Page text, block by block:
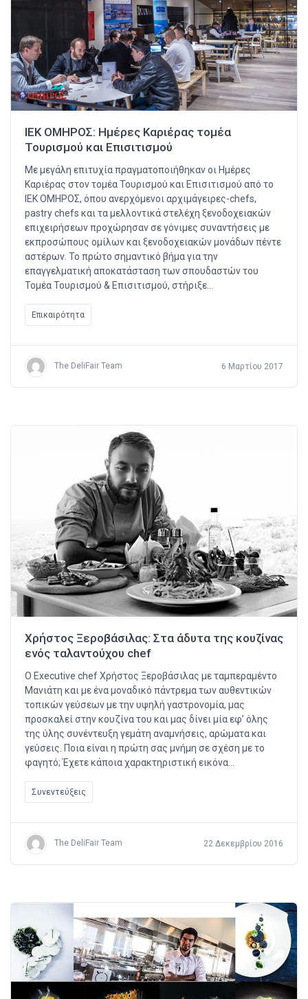
ΙΕΚ ΟΜΗΡΟΣ: Ημέρες Καριέρας τομέα
Τουρισμού και Επισιτισμού
Με μεγάλη επιτυχία πραγματοποιήθηκαν οι Ημέρες
Καριέρας στον τομέα Τουρισμού και Επισιτισμού από το
ΙΕΚ ΟΜΗΡΟΣ, όπου ανερχόμενοι αρχιμάγειρες-chefs,
pastry chefs και τα μελλοντικά στελέχη ξενοδοχειακών
επιχειρήσεων προχώρησαν σε γόνιμες συναντήσεις με
εκπροσώπους ομίλων και ξενοδοχειακών μονάδων πέντε
αστέρων. Το πρώτο σημαντικό βήμα για την
επαγγελματική αποκατάσταση των σπουδαστών του
Τομέα Τουρισμού & Επισιτισμού, στήριξε…
Επικαιρότητα
The DeliFair Team 6 Μαρτίου 2017
Χρήστος Ξεροβάσιλας: Στα άδυτα της κουζίνας
ενός ταλαντούχου chef
Ο Executive chef Χρήστος Ξεροβάσιλας με ταμπεραμέντο
Μανιάτη και με ένα μοναδικό πάντρεμα των αυθεντικών
τοπικών γεύσεων με την υψηλή γαστρονομία, μας
προσκαλεί στην κουζίνα του και μας δίνει μία εφ’ όλης
της ύλης συνέντευξη γεμάτη αναμνήσεις, αρώματα και
γεύσεις. Ποια είναι η πρώτη σας μνήμη σε σχέση με το
φαγητό; Έχετε κάποια χαρακτηριστική εικόνα…
Συνεντεύξεις
The DeliFair Team 22 Δεκεμβρίου 2016